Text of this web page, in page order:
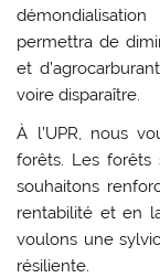
permettra de
et
voire disparaître.
À l’UPR, nous
forêts. Les
souhaitons
rentabilité et en
voulons une
résiliente.